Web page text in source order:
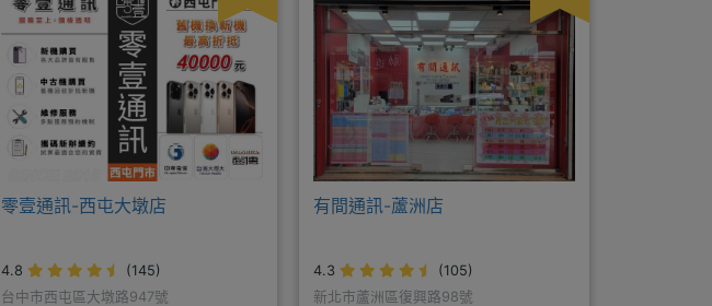
零壹通訊-西屯大墩店
4.8
(145)
台中市西屯區大墩路947號
有間通訊-蘆洲店
4.3
(105)
新北市蘆洲區復興路98號